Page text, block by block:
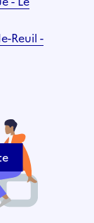
Reuil -